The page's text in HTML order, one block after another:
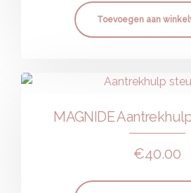
Toevoegen aan
MAGNIDE
€40.00